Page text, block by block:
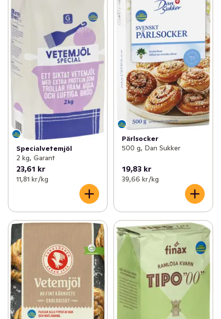
Specialvetemjöl
2 kg, Garant
23,61 kr
11,81 kr /kg
Pärlsocker
500 g, Dan Sukker
19,83 kr
39,66 kr /kg